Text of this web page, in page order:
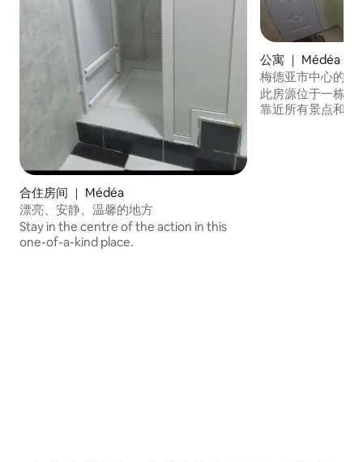
合住房间 ｜ Médéa
漂亮、安静、温馨的地方
Stay in the centre of the action in this
one-of-a-kind place.
公寓 ｜ Médéa
梅德亚市中心的精
此房源位于一栋
靠近所有景点和便